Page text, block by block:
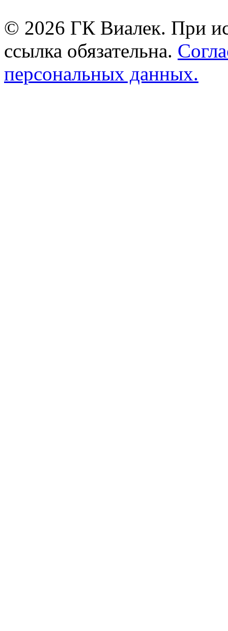
© 2026 ГК Виалек. При
ссылка обязательна.
персональных данных.